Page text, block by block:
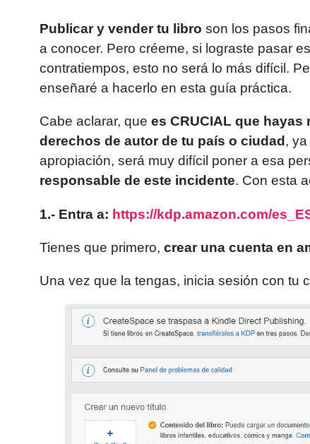
Publicar y vender tu libro son los pasos
a conocer. Pero créeme, si lograste pasar
contratiempos, esto no será lo más difícil.
enseñaré a hacerlo en esta guía práctica.
Cabe aclarar, que es CRUCIAL que
derechos de autor de tu país o ciudad ,
apropiación, será muy difícil poner a esa
responsable de este incidente. Con esta
1.- Entra a: https://kdp.amazon.com/
Tienes que primero, crear una cuenta en
Una vez que la tengas, inicia sesión con tu